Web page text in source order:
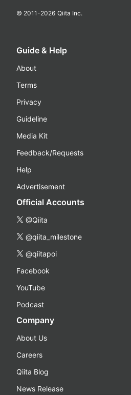
© 2011-2026 Qiita Inc.
Guide & Help
About
Terms
Privacy
Guideline
Media Kit
Feedback/Requests
Help
Advertisement
Official Accounts
@Qiita
@qiita_milestone
@qiitapoi
Facebook
YouTube
Podcast
Company
About Us
Careers
Qiita Blog
News Release